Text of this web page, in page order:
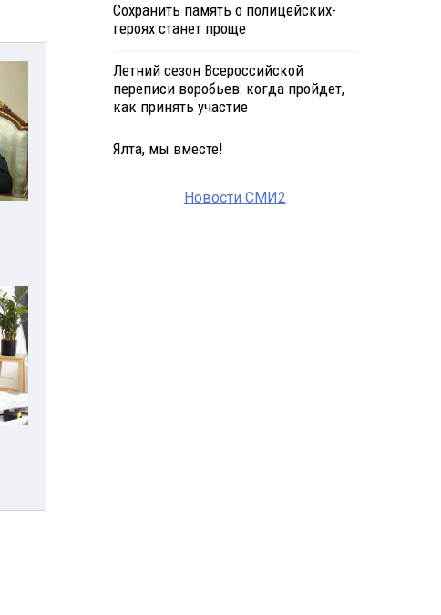
Сохранить память о полицейских-
героях станет проще
Летний сезон Всероссийской
переписи воробьев: когда пройдет,
как принять участие
Ялта, мы вместе!
Новости СМИ2